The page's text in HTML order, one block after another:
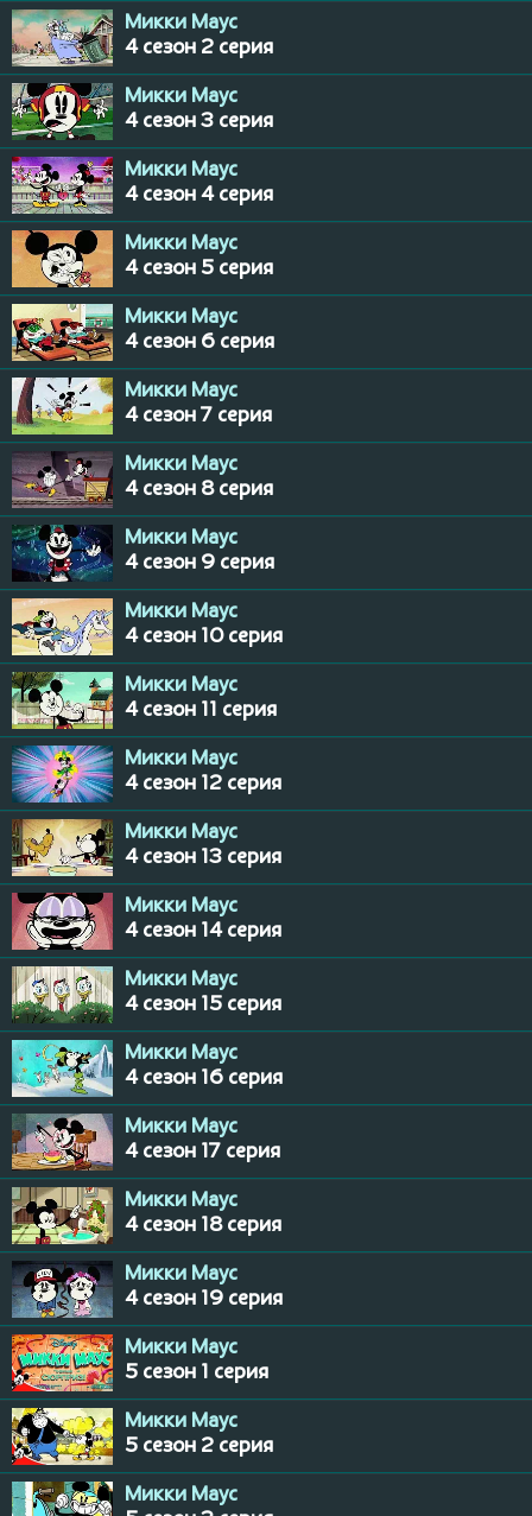
Микки Маус
4 сезон 2 серия
Микки Маус
4 сезон 3 серия
Микки Маус
4 сезон 4 серия
Микки Маус
4 сезон 5 серия
Микки Маус
4 сезон 6 серия
Микки Маус
4 сезон 7 серия
Микки Маус
4 сезон 8 серия
Микки Маус
4 сезон 9 серия
Микки Маус
4 сезон 10 серия
Микки Маус
4 сезон 11 серия
Микки Маус
4 сезон 12 серия
Микки Маус
4 сезон 13 серия
Микки Маус
4 сезон 14 серия
Микки Маус
4 сезон 15 серия
Микки Маус
4 сезон 16 серия
Микки Маус
4 сезон 17 серия
Микки Маус
4 сезон 18 серия
Микки Маус
4 сезон 19 серия
Микки Маус
5 сезон 1 серия
Микки Маус
5 сезон 2 серия
Микки Маус